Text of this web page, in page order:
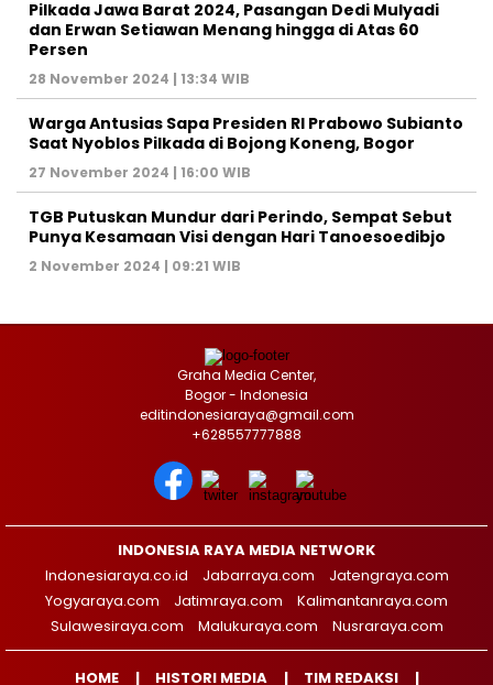
Pilkada Jawa Barat 2024, Pasangan Dedi Mulyadi
dan Erwan Setiawan Menang hingga di Atas 60
Persen
28 November 2024 | 13:34 WIB
Warga Antusias Sapa Presiden RI Prabowo Subianto
Saat Nyoblos Pilkada di Bojong Koneng, Bogor
27 November 2024 | 16:00 WIB
TGB Putuskan Mundur dari Perindo, Sempat Sebut
Punya Kesamaan Visi dengan Hari Tanoesoedibjo
2 November 2024 | 09:21 WIB
Graha Media Center,
Bogor - Indonesia
editindonesiaraya@gmail.com
+628557777888
INDONESIA RAYA MEDIA NETWORK
Indonesiaraya.co.id
Jabarraya.com
Jatengraya.com
Yogyaraya.com
Jatimraya.com
Kalimantanraya.com
Sulawesiraya.com
Malukuraya.com Nusraraya.com
HOME HISTORI MEDIA TIM REDAKSI